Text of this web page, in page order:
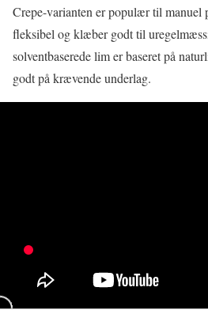
Crepe-varianten er populær til manuel
fleksibel og klæber godt til
solventbaserede lim er baseret på
godt på krævende underlag.